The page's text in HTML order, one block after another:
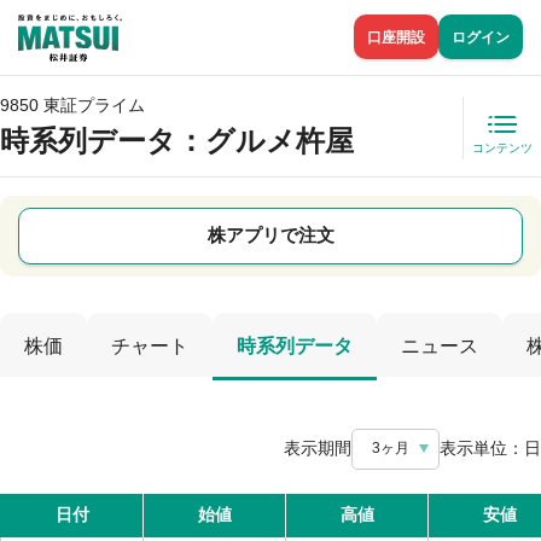
口座開設 ログイン
9850 東証プライム
時系列データ ：グルメ杵屋 コンテンツ
株アプリで注文
株価 チャート 時系列データ ニュース
表示期間 3ヶ月 表示単位： 日
日付 始値 高値 安値